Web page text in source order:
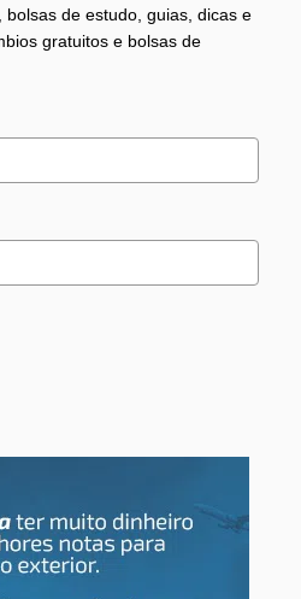
bolsas de estudo, guias, dicas e
gratuitos e bolsas de